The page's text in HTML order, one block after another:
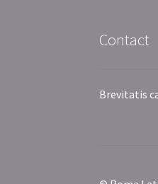
Contact
Brevitatis